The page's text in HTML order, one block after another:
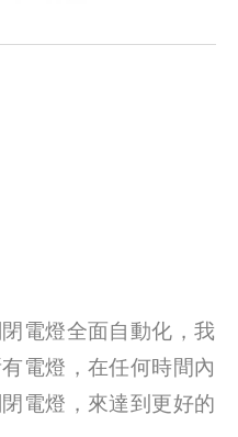
電燈全面自動化，我
電燈，在任何時間內
電燈，來達到更好的